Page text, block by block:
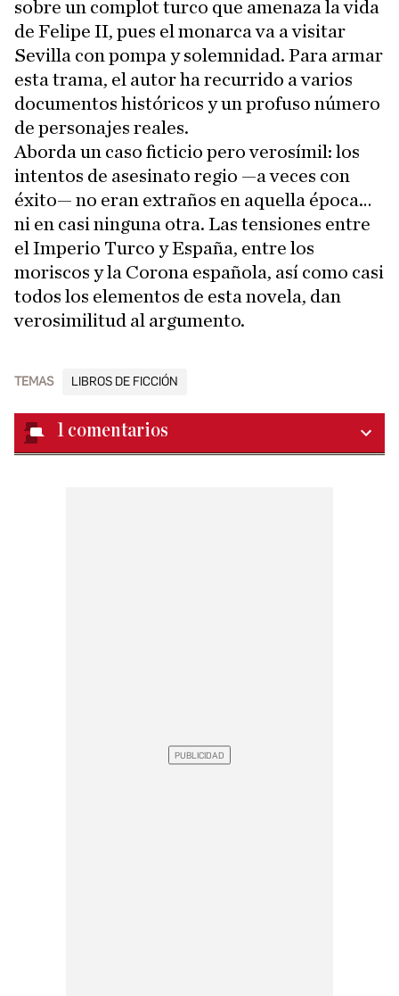
sobre un complot turco que amenaza la vida
de Felipe II, pues el monarca va a visitar
Sevilla con pompa y solemnidad. Para armar
esta trama, el autor ha recurrido a varios
documentos históricos y un profuso número
de personajes reales.
Aborda un caso ficticio pero verosímil: los
intentos de asesinato regio —a veces con
éxito— no eran extraños en aquella época…
ni en casi ninguna otra. Las tensiones entre
el Imperio Turco y España, entre los
moriscos y la Corona española, así como casi
todos los elementos de esta novela, dan
verosimilitud al argumento.
TEMAS LIBROS DE FICCIÓN
1 comentarios